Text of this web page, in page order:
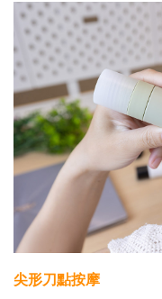
尖形刀點按摩